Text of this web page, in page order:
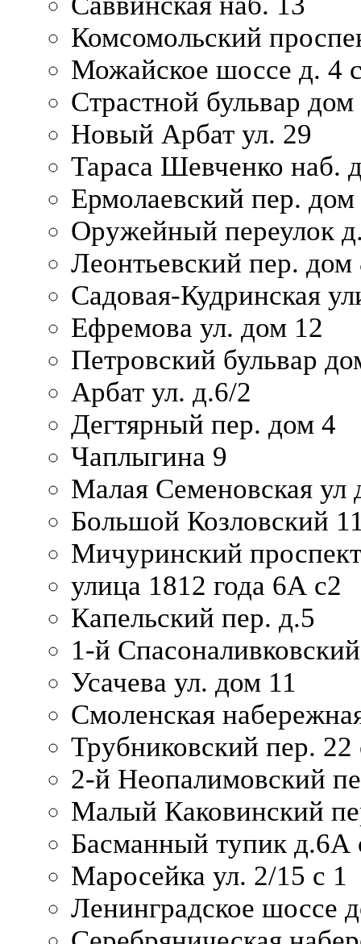
Комсомольский
Можайское шоссе д. 4
Страстной бульвар дом
Новый Арбат ул. 29
Тараса Шевченко наб.
Ермолаевский пер. дом
Оружейный переулок
Леонтьевский пер. дом
Садовая-Кудринская
Ефремова ул. дом 12
Петровский бульвар
Арбат ул. д.6/2
Дегтярный пер. дом 4
Чаплыгина 9
Малая Семеновская ул
Большой Козловский
Мичуринский
улица 1812 года 6А с2
Капельский пер. д.5
1-й
Усачева ул. дом 11
Смоленская
Трубниковский пер. 22
2-й Неопалимовский
Малый Каковинский
Басманный тупик д.6А
Маросейка ул. 2/15 с 1
Ленинградское шоссе